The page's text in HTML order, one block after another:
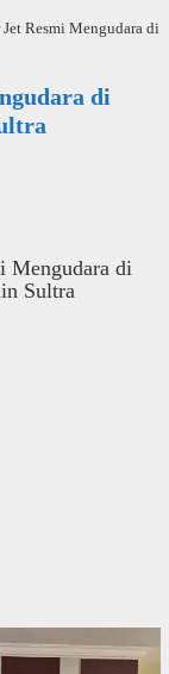
Resmi Mengudara di
di
Mengudara di
Sultra